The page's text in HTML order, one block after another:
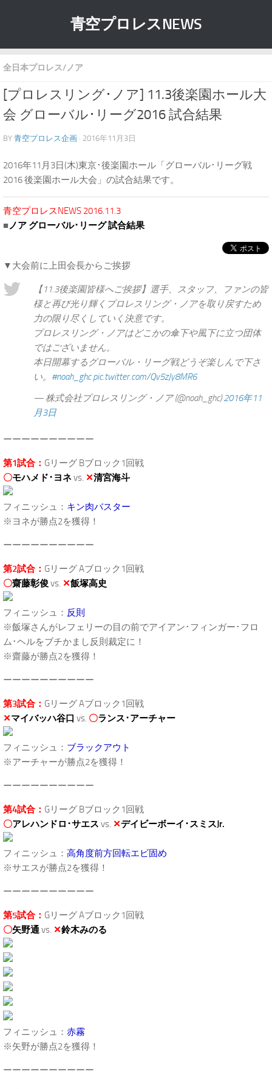
青空プロレスNEWS
全日本プロレス/ノア
[プロレスリング･ノア] 11.3後楽園ホール大
会 グローバル･リーグ2016 試合結果
BY 青空プロレス企画 · 2016年11月3日
2016年11月3日(木)東京･後楽園ホール「グローバル･リーグ戦
2016 後楽園ホール大会」の試合結果です。
青空プロレスNEWS 2016.11.3
■ノア グローバル･リーグ 試合結果
▼大会前に上田会長からご挨拶
【11.3後楽園皆様へご挨拶】選手、スタッフ、ファンの皆
様と再び光り輝くプロレスリング・ノアを取り戻すため
力の限り尽くしていく決意です。
プロレスリング・ノアはどこかの傘下や風下に立つ団体
ではございません。
本日開幕するグローバル・リーグ戦どうぞ楽しんで下さ
い。 #noah_ghc pic.twitter.com/Qv5zJy8MR6
— 株式会社プロレスリング・ノア (@noah_ghc)2016年11
月3日
ーーーーーーーーーー
第1試合： Gリーグ Bブロック1回戦
〇モハメド･ヨネvs. ✕清宮海斗
フィニッシュ： キン肉バスター
※ヨネが勝点2を獲得！
ーーーーーーーーーー
第2試合： Gリーグ Aブロック1回戦
〇齋藤彰俊vs. ✕飯塚高史
フィニッシュ： 反則
※飯塚さんがレフェリーの目の前でアイアン･フィンガー･フロ
ム･ヘルをブチかまし反則裁定に！
※齋藤が勝点2を獲得！
ーーーーーーーーーー
第3試合： Gリーグ Aブロック1回戦
✕マイバッハ谷口 vs. 〇ランス･アーチャー
フィニッシュ： ブラックアウト
※アーチャーが勝点2を獲得！
ーーーーーーーーーー
第4試合： Gリーグ Bブロック1回戦
〇アレハンドロ･サエス vs. ✕デイビーボーイ･スミスJr.
フィニッシュ： 高角度前方回転エビ固め
※サエスが勝点2を獲得！
ーーーーーーーーーー
第5試合： Gリーグ Aブロック1回戦
〇矢野通vs. ✕鈴木みのる
フィニッシュ： 赤霧
※矢野が勝点2を獲得！
ーーーーーーーーーー